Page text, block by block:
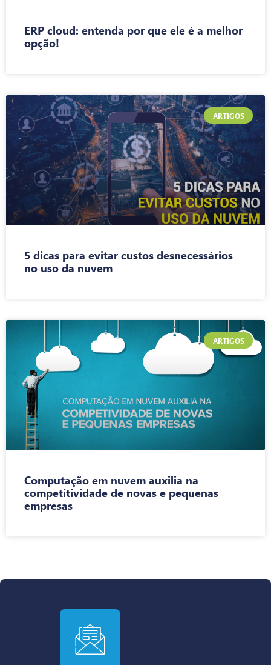
ERP cloud: entenda por que ele é a melhor
opção!
ARTIGOS
5 dicas para evitar custos desnecessários
no uso da nuvem
ARTIGOS
Computação em nuvem auxilia na
competitividade de novas e pequenas
empresas